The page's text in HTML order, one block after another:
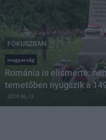
FÓKUSZBAN
magyarság
Románia is elismerte:
temetőben nyugszik a
2019.06.13